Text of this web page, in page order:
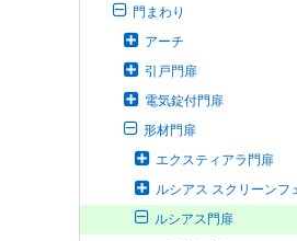
門まわり
アーチ
引戸門扉
電気錠付門扉
形材門扉
エクスティアラ門扉
ルシアス スクリーンフ
ルシアス門扉